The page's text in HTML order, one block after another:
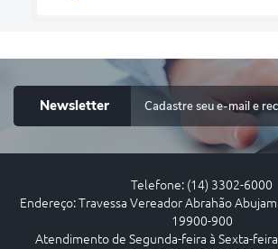
Newsletter
Telefone: (14) 3302-6000
Endereço: Travessa Vereador Abrahão
19900-900
Atendimento de Segunda-feira à Sexta-